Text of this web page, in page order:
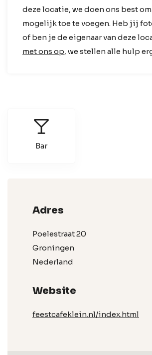
deze locatie, we doen ons best
mogelijk toe te voegen. Heb jij
of ben je de eigenaar van deze
met ons op, we stellen alle hulp
Bar
Adres
Poelestraat 20
Groningen
Nederland
Website
feestcafeklein.nl/index.html